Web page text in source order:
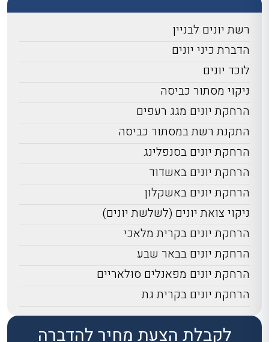
לקבלת הצעת מחיר להדברה
רשת יונים לבניין
הדברת כיני יונים
לוכד יונים
ניקוי מסתור כביסה
הרחקת יונים מגג רעפים
התקנת רשת במסתור כביסה
הרחקת יונים בסנפלינג
הרחקת יונים באשדוד
הרחקת יונים באשקלון
ניקוי צואת יונים (לשלשת יונים)
הרחקת יונים בקרית מלאכי
הרחקת יונים בבאר שבע
הרחקת יונים מפאנלים סולאריים
הרחקת יונים בקרית גת